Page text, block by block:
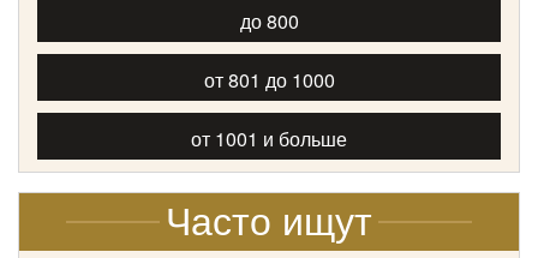
до 800
от 801 до 1000
от 1001 и больше
Часто ищут
Количество мест:53
Класс:туристический
Цена от:2700 руб/час
King Long XMQ6129